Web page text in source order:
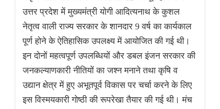
उत्तर प्रदेश में मुख्यमंत्री योगी आदित्यनाथ के कुशल
नेतृत्व वाली राज्य सरकार के शानदार 9 वर्ष का कार्यकाल
पूर्ण होने के ऐतिहासिक उपलक्ष्य में आयोजित की गई थी।
इन दोनों महत्वपूर्ण उपलब्धियों और डबल इंजन सरकार की
जनकल्याणकारी नीतियों का जश्न मनाने तथा कृषि व
उद्यान क्षेत्र में हुए अभूतपूर्व विकास पर चर्चा करने के लिए
इस विस्मयकारी गोष्ठी की रूपरेखा तैयार की गई थी। मंच